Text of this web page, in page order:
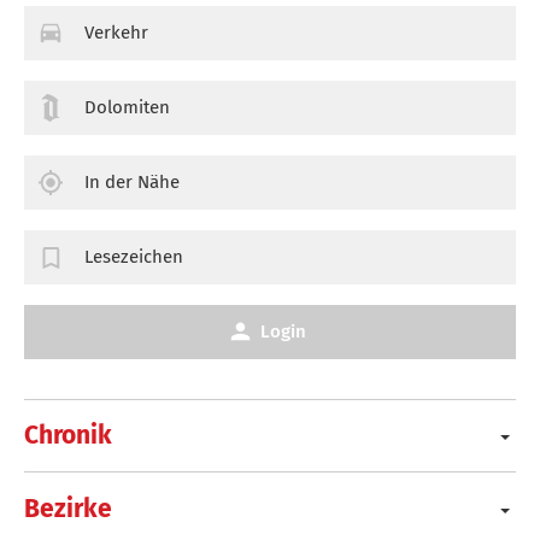
Chronik
Bezirke
Verkehr
Dolomiten
In der Nähe
Lesezeichen
Login